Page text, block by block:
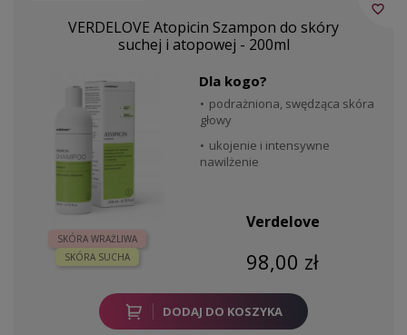
VERDELOVE Atopicin Szampon do skóry
suchej i atopowej - 200ml
SKÓRA WRAŻLIWA
SKÓRA SUCHA
Dla kogo?
podrażniona, swędząca skóra
głowy
ukojenie i intensywne
nawilżenie
Verdelove
98,00 zł
DODAJ DO KOSZYKA
favorite_border